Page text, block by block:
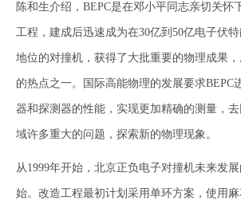
陈和生介绍，BEPC是在邓小平同志亲切关怀
工程，建成后迅速成为在30亿到50亿电子伏
地位的对撞机，获得了大批重要的物理成果
的热点之一。国际高能物理的发展要求BEPC
器和探测器的性能，实现更加精确的测量，
域许多重大的问题，探索新的物理现象。
从1999年开始，北京正负电子对撞机未来发
始。改造工程最初计划采用单环方案，使用